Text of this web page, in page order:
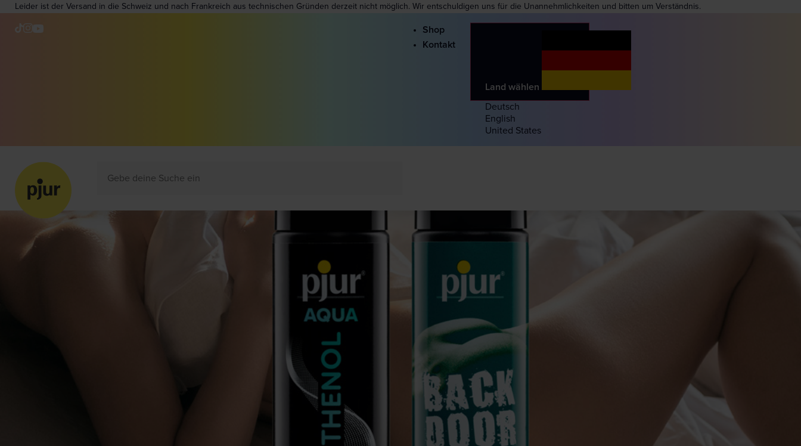
Leider ist der Versand in die Schweiz und nach Frankreich aus technischen Gründen derzeit nicht möglich. Wir entschuldigen uns für die Unannehmlichkeiten und bitten um Verständnis.
Shop
Kontakt
Land wählen
Deutsch
English
United States